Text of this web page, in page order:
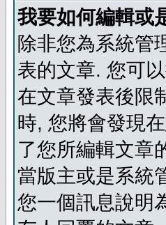
我要如何編輯或
除非您為系統管
表的文章. 您可
在文章發表後限
時, 您將會發現
了您所編輯文章
當版主或是系統
您一個訊息說明